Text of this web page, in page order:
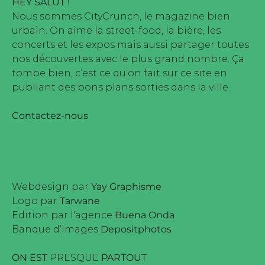
Nous sommes CityCrunch, le magazine bien
urbain. On aime la street-food, la bière, les
concerts et les expos mais aussi partager toutes
nos découvertes avec le plus grand nombre. Ça
tombe bien, c’est ce qu’on fait sur ce site en
publiant des bons plans sorties dans la ville.
Contactez-nous
Webdesign par Yay Graphisme
Logo par Tarwane
Edition par l'agence Buena Onda
Banque d’images Depositphotos
ON EST PRESQUE PARTOUT